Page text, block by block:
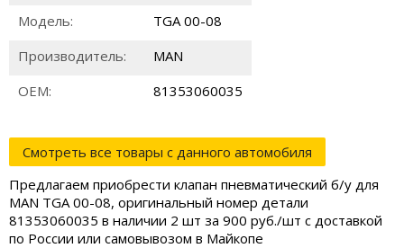
Модель:
TGA 00-08
Производитель:
MAN
ОЕМ:
81353060035
Смотреть все товары с данного автомобиля
Предлагаем приобрести клапан пневматический б/у для
MAN TGA 00-08, оригинальный номер детали
81353060035 в наличии 2 шт за 900 руб./шт с доставкой
по России или самовывозом в Майкопе